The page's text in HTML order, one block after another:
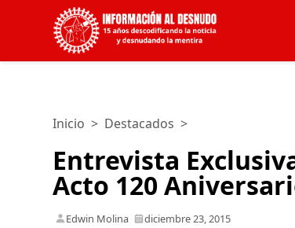
Inicio > Destacados >
Entrevista
Acto 120
Edwin Molina diciembre 23, 2015